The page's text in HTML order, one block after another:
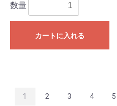
数量
カートに入れる
1 2 3 4 5